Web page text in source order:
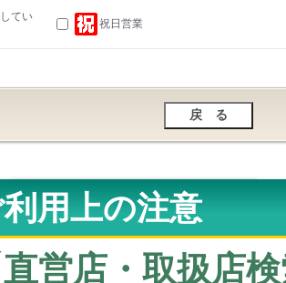
てい
祝日営業
用上の注意
直営店・取扱店